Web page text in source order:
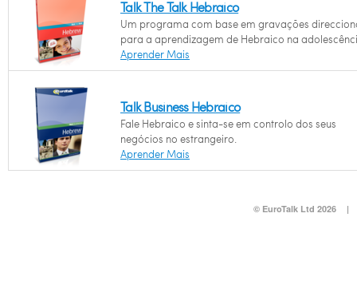
Talk The Talk Hebraico
Um programa com base em gravações
para a aprendizagem de Hebraico na
Aprender Mais
Talk Business Hebraico
Fale Hebraico e sinta-se em controlo dos seus
negócios no estrangeiro.
Aprender Mais
© EuroTalk Ltd 2026 |